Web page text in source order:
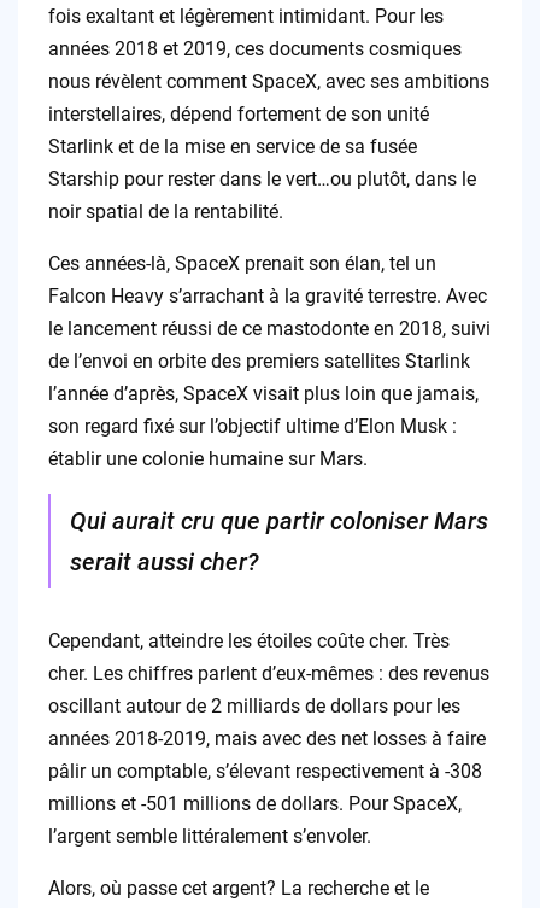
fois exaltant et légèrement intimidant. Pour les
années 2018 et 2019, ces documents cosmiques
nous révèlent comment SpaceX, avec ses ambitions
interstellaires, dépend fortement de son unité
Starlink et de la mise en service de sa fusée
Starship pour rester dans le vert…ou plutôt, dans le
noir spatial de la rentabilité.
Ces années-là, SpaceX prenait son élan, tel un
Falcon Heavy s’arrachant à la gravité terrestre. Avec
le lancement réussi de ce mastodonte en 2018, suivi
de l’envoi en orbite des premiers satellites Starlink
l’année d’après, SpaceX visait plus loin que jamais,
son regard fixé sur l’objectif ultime d’Elon Musk :
établir une colonie humaine sur Mars.
Qui aurait cru que partir coloniser Mars
serait aussi cher?
Cependant, atteindre les étoiles coûte cher. Très
cher. Les chiffres parlent d’eux-mêmes : des revenus
oscillant autour de 2 milliards de dollars pour les
années 2018-2019, mais avec des net losses à faire
pâlir un comptable, s’élevant respectivement à -308
millions et -501 millions de dollars. Pour SpaceX,
l’argent semble littéralement s’envoler.
Alors, où passe cet argent? La recherche et le